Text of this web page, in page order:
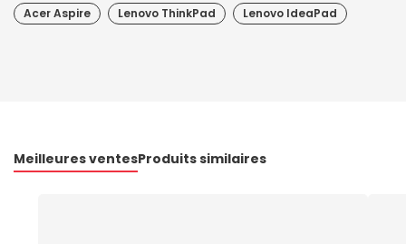
Acer Aspire
Lenovo ThinkPad Lenovo IdeaPad
Meilleures ventesProduits similaires